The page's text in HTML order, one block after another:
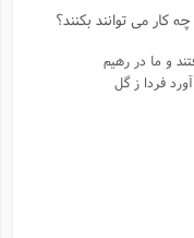
کار می توانند بکنند؟
و ما در رهیم
فردا ز گل